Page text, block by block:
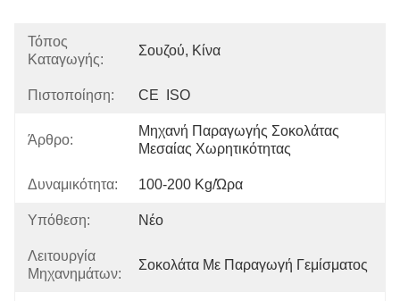
Τόπος
Καταγωγής:
Σουζού, Κίνα
Πιστοποίηση: CE  ISO
Άρθρο:
Μηχανή Παραγωγής Σοκολάτας
Μεσαίας Χωρητικότητας
Δυναμικότητα: 100-200 Kg/ώρα
Υπόθεση: Νέο
Λειτουργία
Μηχανημάτων:
Σοκολάτα Με Παραγωγή Γεμίσματος